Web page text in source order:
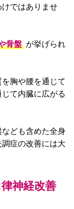
ではありませ
骨盤 が挙げられ
胸や腰を通じて
て内臓に広がる
ども含めた全身
症の改善には大
律神経改善